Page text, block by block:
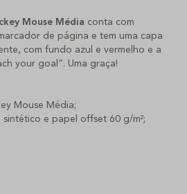
Mouse Média conta com
de página e tem uma capa
com fundo azul e vermelho e a
your goal”. Uma graça!
Mouse Média;
e papel offset 60 g/m²;